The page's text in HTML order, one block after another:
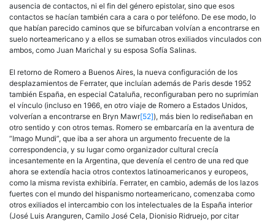
ausencia de contactos, ni el fin del género epistolar, sino que esos
contactos se hacían también cara a cara o por teléfono. De ese modo, lo
que habían parecido caminos que se bifurcaban volvían a encontrarse en
suelo norteamericano y a ellos se sumaban otros exiliados vinculados con
ambos, como Juan Marichal y su esposa Sofía Salinas.
El retorno de Romero a Buenos Aires, la nueva configuración de los
desplazamientos de Ferrater, que incluían además de Paris desde 1952
también España, en especial Cataluña, reconfiguraban pero no suprimían
el vínculo (incluso en 1966, en otro viaje de Romero a Estados Unidos,
volverían a encontrarse en Bryn Mawr[52]), más bien lo rediseñaban en
otro sentido y con otros temas. Romero se embarcaría en la aventura de
“Imago Mundi”, que iba a ser ahora un argumento frecuente de la
correspondencia, y su lugar como organizador cultural crecía
incesantemente en la Argentina, que devenía el centro de una red que
ahora se extendía hacia otros contextos latinoamericanos y europeos,
como la misma revista exhibiría. Ferrater, en cambio, además de los lazos
fuertes con el mundo del hispanismo norteamericano, comenzaba como
otros exiliados el intercambio con los intelectuales de la España interior
(José Luis Aranguren, Camilo José Cela, Dionisio Ridruejo, por citar